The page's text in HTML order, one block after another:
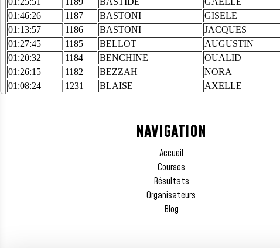
NAVIGATION
Accueil
Courses
Résultats
Organisateurs
Blog